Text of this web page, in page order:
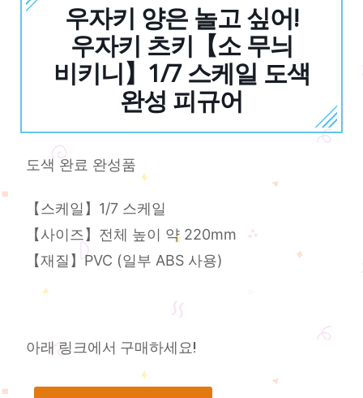
우자키 양은 놀고 싶어!
우자키 츠키【소 무늬
비키니】1/7 스케일 도색
완성 피규어
도색 완료 완성품
【스케일】1/7 스케일
【사이즈】전체 높이 약 220mm
【재질】PVC (일부 ABS 사용)
아래 링크에서 구매하세요!